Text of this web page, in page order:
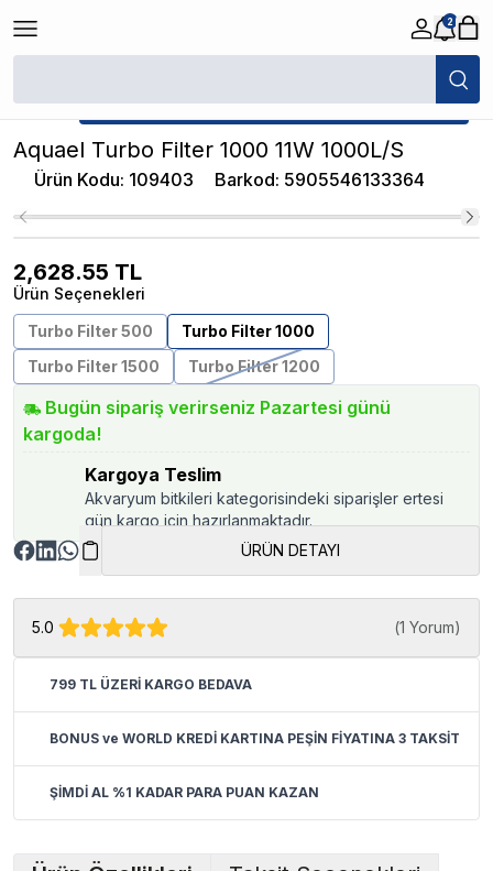
2
/
★ Atakan Petshop, Aquael yetkili satıcısıdır.
Aquael Turbo Filter 1000 11W 1000L/S
Ürün Kodu: 109403 Barkod: 5905546133364
2,628.55 TL
Ürün Seçenekleri
Turbo Filter 500
Turbo Filter 1000
Turbo Filter 1500
Turbo Filter 1200
Bugün sipariş verirseniz Pazartesi günü
kargoda!
Kargoya Teslim
Akvaryum bitkileri kategorisindeki siparişler ertesi
gün kargo için hazırlanmaktadır.
ÜRÜN DETAYI
5.0 (1 Yorum)
799 TL ÜZERİ KARGO BEDAVA
BONUS ve WORLD KREDİ KARTINA PEŞİN FİYATINA 3 TAKSİT
ŞİMDİ AL %1 KADAR PARA PUAN KAZAN